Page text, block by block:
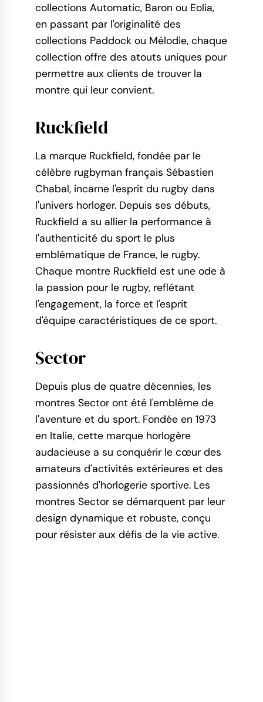
collections Automatic, Baron ou Eolia,
en passant par l'originalité des
collections Paddock ou Mélodie, chaque
collection offre des atouts uniques pour
permettre aux clients de trouver la
montre qui leur convient.
Ruckfield
La marque Ruckfield, fondée par le
célèbre rugbyman français Sébastien
Chabal, incarne l'esprit du rugby dans
l'univers horloger. Depuis ses débuts,
Ruckfield a su allier la performance à
l'authenticité du sport le plus
emblématique de France, le rugby.
Chaque montre Ruckfield est une ode à
la passion pour le rugby, reflétant
l'engagement, la force et l'esprit
d'équipe caractéristiques de ce sport.
Sector
Depuis plus de quatre décennies, les
montres Sector ont été l'emblème de
l'aventure et du sport. Fondée en 1973
en Italie, cette marque horlogère
audacieuse a su conquérir le cœur des
amateurs d'activités extérieures et des
passionnés d'horlogerie sportive. Les
montres Sector se démarquent par leur
design dynamique et robuste, conçu
pour résister aux défis de la vie active.